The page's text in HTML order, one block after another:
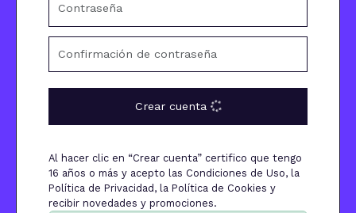
Crear cuenta
Al hacer clic en “Crear cuenta” certifico que tengo
16 años o más y acepto las Condiciones de Uso, la
Política de Privacidad, la Política de Cookies y
recibir novedades y promociones.